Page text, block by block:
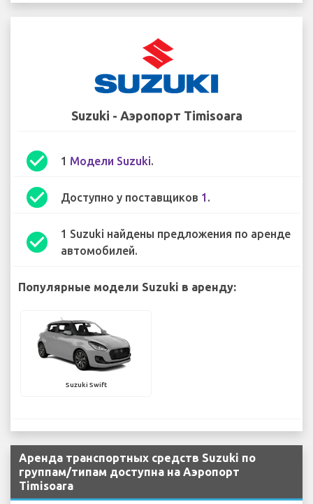
Suzuki - Аэропорт Timisoara
check_circle 1 Модели Suzuki.
check_circle Доступно у поставщиков 1 .
check_circle
1 Suzuki найдены предложения по аренде
автомобилей.
Популярные модели Suzuki в аренду:
Suzuki Swift
Аренда транспортных средств Suzuki по
группам/типам доступна на Аэропорт
Timisoara